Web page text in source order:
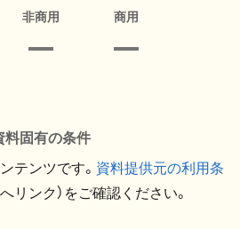
非商用 商用
料固有の条件
テンツです。 資料提供元の利用条
リンク）をご確認ください。